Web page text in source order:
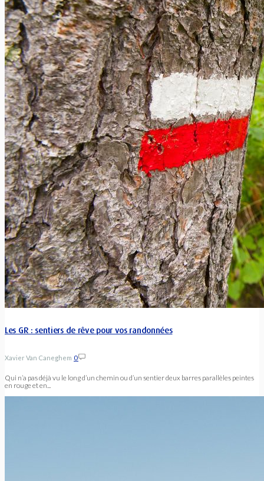
Les GR : sentiers de rêve pour vos randonnées
Xavier Van Caneghem 0
Qui n’a pas déjà vu le long d’un chemin ou d’un sentier deux barres parallèles peintes
en rouge et en...